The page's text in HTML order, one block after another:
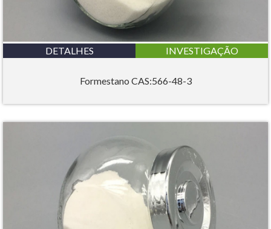
DETALHES INVESTIGAÇÃO
Formestano CAS:566-48-3